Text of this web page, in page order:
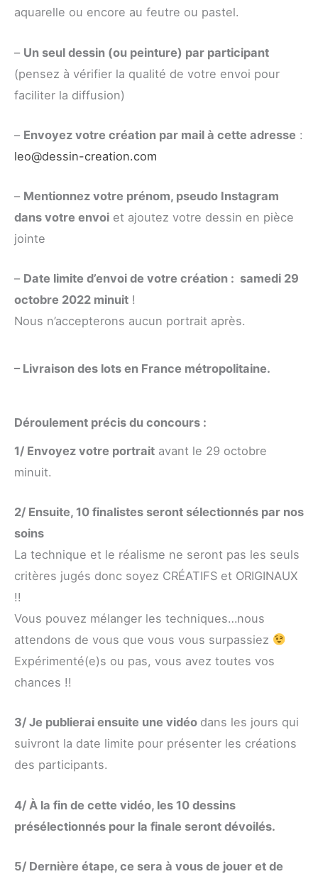
aquarelle ou encore au feutre ou pastel.
– Un seul dessin (ou peinture) par participant
(pensez à vérifier la qualité de votre envoi pour
faciliter la diffusion)
– Envoyez votre création par mail à cette adresse :
leo@dessin-creation.com
– Mentionnez votre prénom, pseudo Instagram
dans votre envoi et ajoutez votre dessin en pièce
jointe
– Date limite d’envoi de votre création : samedi 29
octobre 2022 minuit !
Nous n’accepterons aucun portrait après.
– Livraison des lots en France métropolitaine.
Déroulement précis du concours :
1/ Envoyez votre portrait avant le 29 octobre
minuit.
2/ Ensuite, 10 finalistes seront sélectionnés par nos
soins
La technique et le réalisme ne seront pas les seuls
critères jugés donc soyez CRÉATIFS et ORIGINAUX
!!
Vous pouvez mélanger les techniques…nous
attendons de vous que vous vous surpassiez
Expérimenté(e)s ou pas, vous avez toutes vos
chances !!
3/ Je publierai ensuite une vidéo dans les jours qui
suivront la date limite pour présenter les créations
des participants.
4/ À la fin de cette vidéo, les 10 dessins
présélectionnés pour la finale seront dévoilés.
5/ Dernière étape, ce sera à vous de jouer et de